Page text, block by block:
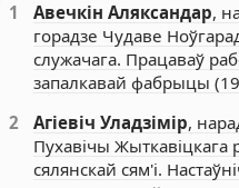
1 Авечкін Аляксандар,
горадзе Чудаве
служачага. Працаваў
запалкавай фабрыцы
2
Агіевіч Уладзімір,
Пухавічы Жыткавіцкага
сялянскай сям'і.